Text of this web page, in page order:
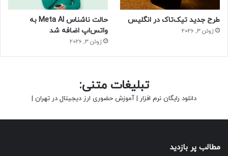
طرح جدید تیک‌تاک در انگلیس
ژوئن 3, 2026
حالت ناشناس Meta AI به
واتس‌اپ اضافه شد
ژوئن 3, 2026
تبلیغات متنی:
دانلود رایگان نرم افزار | آموزش حضوری ارز دیجیتال در تهران |
مطالب پر بازدید